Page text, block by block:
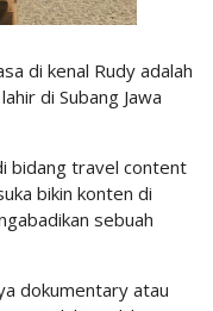
di kenal Rudy adalah
di Subang Jawa
bidang travel content
bikin konten di
sebuah
dokumentary atau